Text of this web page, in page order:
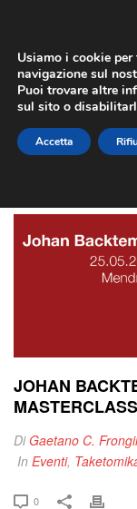
JOHAN
JOHAN
Di Gaetano C.
In Eventi,
0
Usiamo i cookie
navigazione sul
Puoi trovare altre
sul sito o
Accetta